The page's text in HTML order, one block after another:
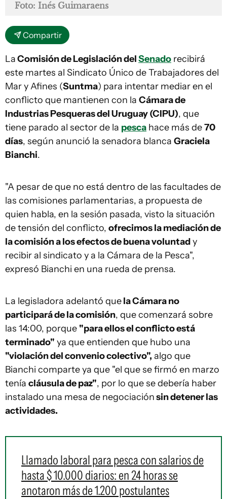
Foto: Inés Guimaraens
Compartir
LaComisión de Legislación delSenado recibirá
este martes al Sindicato Único de Trabajadores del
Mar y Afines (Suntma) para intentar mediar en el
conflicto que mantienen con la Cámara de
Industrias Pesqueras del Uruguay (CIPU), que
tiene parado al sector de la pesca hace más de70
días, según anunció la senadora blanca Graciela
Bianchi.
"A pesar de que no está dentro de las facultades de
las comisiones parlamentarias, a propuesta de
quien habla, en la sesión pasada, visto la situación
de tensión del conflicto, ofrecimos la mediación de
la comisión a los efectos de buena voluntady
recibir al sindicato y a la Cámara de la Pesca",
expresó Bianchi en una rueda de prensa.
La legisladora adelantó quela Cámara no
participará de la comisión, que comenzará sobre
las 14:00, porque "para ellos el conflicto está
terminado" ya que entienden que hubo una
"violación del convenio colectivo", algo que
Bianchi comparte ya que "el que se firmó en marzo
tenía cláusula de paz", por lo que se debería haber
instalado una mesa de negociaciónsin detener las
actividades.
Llamado laboral para pesca con salarios de
hasta $ 10.000 diarios: en 24 horas se
anotaron más de 1.200 postulantes